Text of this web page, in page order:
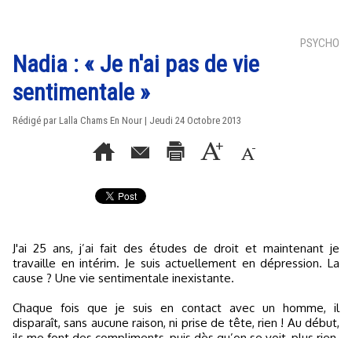
PSYCHO
Nadia : « Je n'ai pas de vie
sentimentale »
Rédigé par Lalla Chams En Nour | Jeudi 24 Octobre 2013
J'ai 25 ans, j’ai fait des études de droit et maintenant je
travaille en intérim. Je suis actuellement en dépression. La
cause ? Une vie sentimentale inexistante.
Chaque fois que je suis en contact avec un homme, il
disparaît, sans aucune raison, ni prise de tête, rien ! Au début,